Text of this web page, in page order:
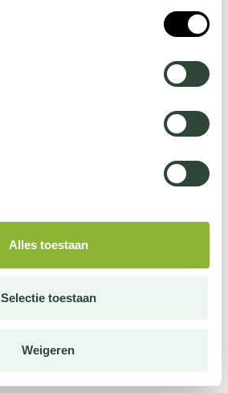
Alles toestaan
Selectie toestaan
Weigeren